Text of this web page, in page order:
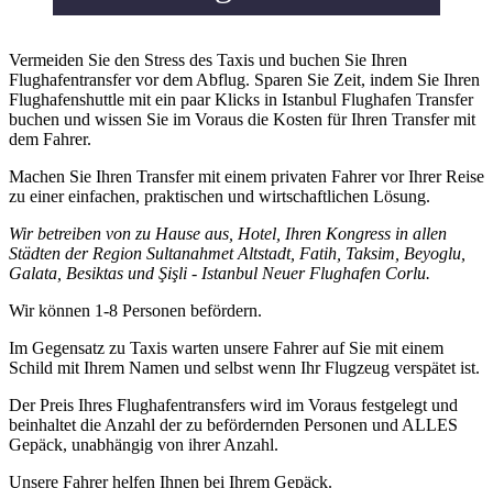
Vermeiden Sie den Stress des Taxis und buchen Sie Ihren
Flughafentransfer vor dem Abflug. Sparen Sie Zeit, indem Sie Ihren
Flughafenshuttle mit ein paar Klicks in Istanbul Flughafen Transfer
buchen und wissen Sie im Voraus die Kosten für Ihren Transfer mit
dem Fahrer.
Machen Sie Ihren Transfer mit einem privaten Fahrer vor Ihrer Reise
zu einer einfachen, praktischen und wirtschaftlichen Lösung.
Wir betreiben von zu Hause aus, Hotel, Ihren Kongress in allen
Städten der Region Sultanahmet Altstadt, Fatih, Taksim, Beyoglu,
Galata, Besiktas und Şişli - Istanbul Neuer Flughafen Corlu.
Wir können 1-8 Personen befördern.
Im Gegensatz zu Taxis warten unsere Fahrer auf Sie mit einem
Schild mit Ihrem Namen und selbst wenn Ihr Flugzeug verspätet ist.
Der Preis Ihres Flughafentransfers wird im Voraus festgelegt und
beinhaltet die Anzahl der zu befördernden Personen und ALLES
Gepäck, unabhängig von ihrer Anzahl.
Unsere Fahrer helfen Ihnen bei Ihrem Gepäck.